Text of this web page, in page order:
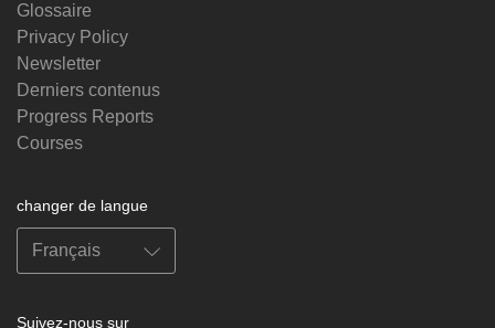
Glossaire
Privacy Policy
Newsletter
Derniers contenus
Progress Reports
Courses
changer de langue
Suivez-nous sur